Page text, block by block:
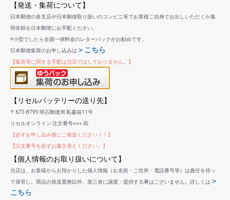
【発送・集荷について】
日本郵便の各支店や日本郵便取り扱いのコンビニ等でお客様ご自身でお出しいただくか集
荷依頼を日本郵便にお手配ください。
※小型でしたら全国一律料金のレターパックがお勧めです。
日本郵便集荷のお申し込みは ＞こちら
【集荷等に関する手配は当店ではしておりません。】
【リセルバッテリーの送り先】
〒673-8799 明石郵便局 私書箱11号
リセルオンライン 注文番号○○○ 宛
【必ずお申し込み後にご発送ください！！】
【注文番号を必ずお書き添えください。】
【個人情報のお取り扱いについて】
当店は、お客様からお預かりした個人情報（お名前・ご住所・電話番号等）は責任を持っ
て保管し、商品の発送業務以外、第三者に譲渡・提供する事はございません。詳しくは ＞
こちら